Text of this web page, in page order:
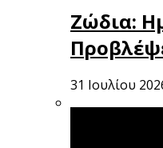
Ζώδια:
31 Ιουλίου